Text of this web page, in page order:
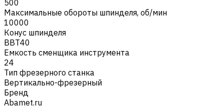
500
Максимальные обороты шпинделя, об/мин
10000
Конус шпинделя
BBT40
Емкость сменщика инструмента
24
Тип фрезерного станка
Вертикально-фрезерный
Бренд
Abamet.ru